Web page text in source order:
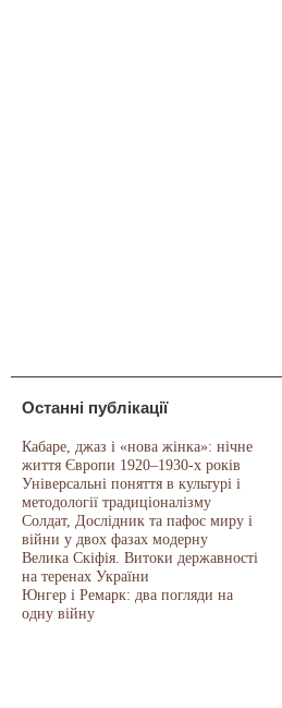
Останні публікації
Кабаре, джаз і «нова жінка»: нічне
життя Європи 1920–1930-х років
Універсальні поняття в культурі і
методології традиціоналізму
Солдат, Дослідник та пафос миру і
війни у двох фазах модерну
Велика Скіфія. Витоки державності
на теренах України
Юнгер і Ремарк: два погляди на
одну війну